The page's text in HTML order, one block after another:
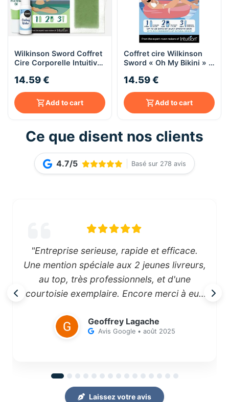
Wilkinson Sword Coffret
Cire Corporelle Intuitive
14.59 €
Add to cart
Coffret cire Wilkinson
Sword « Oh My Bikini » –
l’emploi
14.59 €
Add to cart
Ce que disent nos clients
4.7/5 Basé sur 278 avis
"Entreprise serieuse, rapide et efficace.
Une mention spéciale aux 2 jeunes livreurs,
au top, très professionnels, et d'une
courtoisie exemplaire. Encore merci à eux
sourire."
Geoffrey Lagache
Avis Google • août 2025
Laissez votre avis